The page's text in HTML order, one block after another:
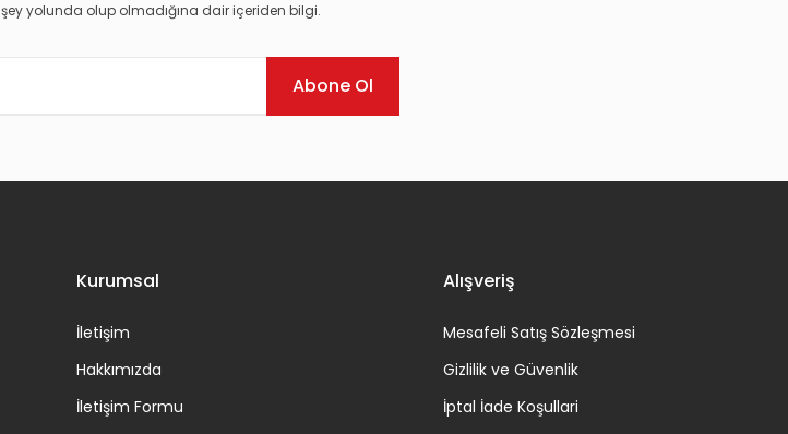
şey yolunda olup olmadığına dair içeriden bilgi.
Abone Ol
Kurumsal
İletişim
Hakkımızda
İletişim Formu
Alışveriş
Mesafeli Satış Sözleşmesi
Gizlilik ve Güvenlik
İptal İade Koşullari